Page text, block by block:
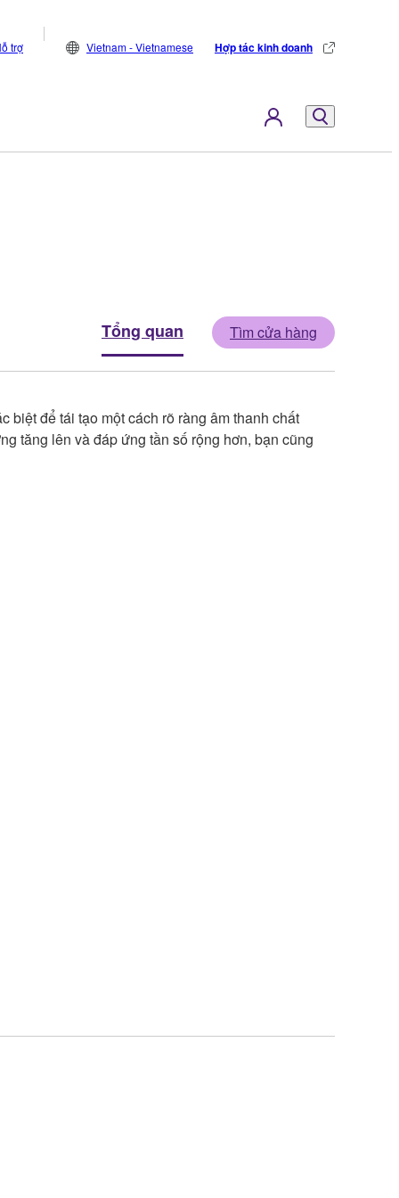
trợ Vietnam - Vietnamese Hợp tác kinh doanh
Tổng quan Tìm cửa hàng
biệt để tái tạo một cách rõ ràng âm thanh chất
tăng lên và đáp ứng tần số rộng hơn, bạn cũng